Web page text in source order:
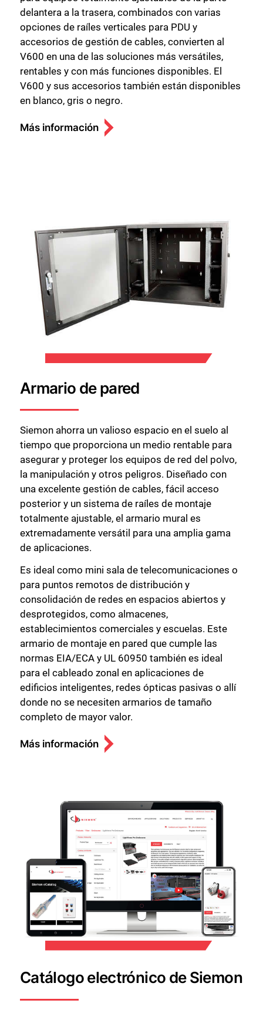
delantera a la trasera, combinados con varias
opciones de raíles verticales para PDU y
accesorios de gestión de cables, convierten al
V600 en una de las soluciones más versátiles,
rentables y con más funciones disponibles. El
V600 y sus accesorios también están disponibles
en blanco, gris o negro.
Más información
Armario de pared
Siemon ahorra un valioso espacio en el suelo al
tiempo que proporciona un medio rentable para
asegurar y proteger los equipos de red del polvo,
la manipulación y otros peligros. Diseñado con
una excelente gestión de cables, fácil acceso
posterior y un sistema de raíles de montaje
totalmente ajustable, el armario mural es
extremadamente versátil para una amplia gama
de aplicaciones.
Es ideal como mini sala de telecomunicaciones o
para puntos remotos de distribución y
consolidación de redes en espacios abiertos y
desprotegidos, como almacenes,
establecimientos comerciales y escuelas. Este
armario de montaje en pared que cumple las
normas EIA/ECA y UL 60950 también es ideal
para el cableado zonal en aplicaciones de
edificios inteligentes, redes ópticas pasivas o allí
donde no se necesiten armarios de tamaño
completo de mayor valor.
Más información
Catálogo electrónico de Siemon
Cerrar